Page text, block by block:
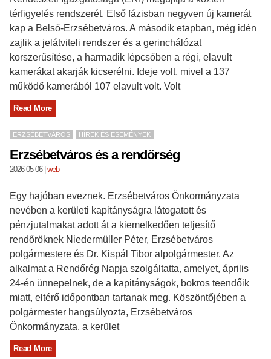
térfigyelés rendszerét. Első fázisban negyven új kamerát
kap a Belső-Erzsébetváros. A második etapban, még idén
zajlik a jelátviteli rendszer és a gerinchálózat
korszerűsítése, a harmadik lépcsőben a régi, elavult
kamerákat akarják kicserélni. Ideje volt, mivel a 137
működő kamerából 107 elavult volt. Volt
Read More
ERZSÉBETVÁROS HÍREK ÉS ESEMÉNYEK
Erzsébetváros és a rendőrség
2026-05-06| web
Egy hajóban eveznek. Erzsébetváros Önkormányzata
nevében a kerületi kapitányságra látogatott és
pénzjutalmakat adott át a kiemelkedően teljesítő
rendőröknek Niedermüller Péter, Erzsébetváros
polgármestere és Dr. Kispál Tibor alpolgármester. Az
alkalmat a Rendőrég Napja szolgáltatta, amelyet, április
24-én ünnepelnek, de a kapitányságok, bokros teendőik
miatt, eltérő időpontban tartanak meg. Köszöntőjében a
polgármester hangsúlyozta, Erzsébetváros
Önkormányzata, a kerület
Read More